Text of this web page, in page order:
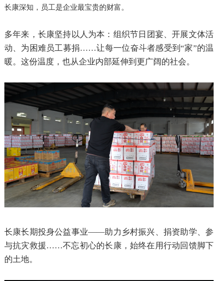
长康深知，员工是企业最宝贵的财富。
多年来，长康坚持以人为本：组织节日团宴、开展文体活
动、为困难员工募捐……让每一位奋斗者感受到“家”的温
暖。这份温度，也从企业内部延伸到更广阔的社会。
长康长期投身公益事业——助力乡村振兴、捐资助学、参
与抗灾救援……不忘初心的长康，始终在用行动回馈脚下
的土地。